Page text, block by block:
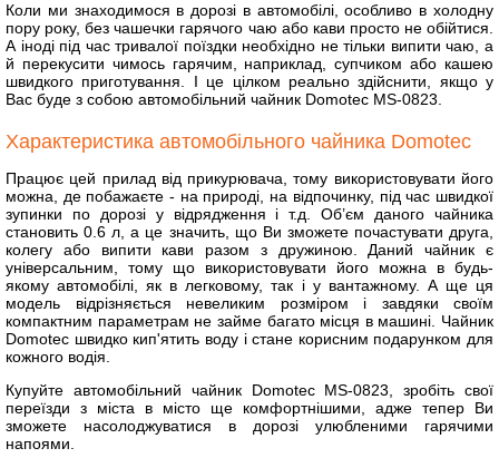
Коли ми знаходимося в дорозі в автомобілі, особливо в холодну
пору року, без чашечки гарячого чаю або кави просто не обійтися.
А іноді під час тривалої поїздки необхідно не тільки випити чаю, а
й перекусити чимось гарячим, наприклад, супчиком або кашею
швидкого приготування. І це цілком реально здійснити, якщо у
Вас буде з собою автомобільний чайник Domotec MS-0823.
Характеристика автомобільного чайника Domotec
Працює цей прилад від прикурювача, тому використовувати його
можна, де побажаєте - на природі, на відпочинку, під час швидкої
зупинки по дорозі у відрядження і т.д. Об’єм даного чайника
становить 0.6 л, а це значить, що Ви зможете почастувати друга,
колегу або випити кави разом з дружиною. Даний чайник є
універсальним, тому що використовувати його можна в будь-
якому автомобілі, як в легковому, так і у вантажному. А ще ця
модель відрізняється невеликим розміром і завдяки своїм
компактним параметрам не займе багато місця в машині. Чайник
Domotec швидко кип'ятить воду і стане корисним подарунком для
кожного водія.
Купуйте автомобільний чайник Domotec MS-0823, зробіть свої
переїзди з міста в місто ще комфортнішими, адже тепер Ви
зможете насолоджуватися в дорозі улюбленими гарячими
напоями.